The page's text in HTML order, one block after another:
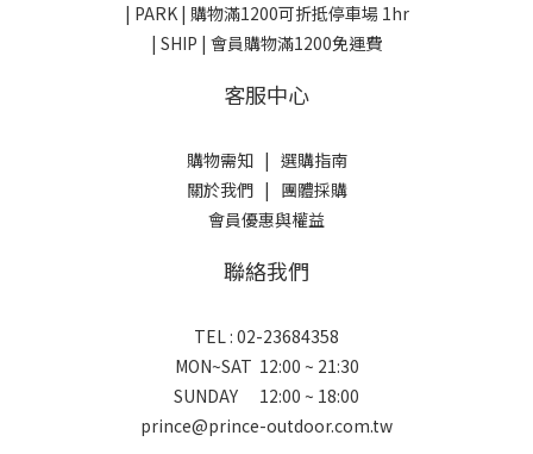
| PARK | 購物滿1200可折抵停車場 1hr
| SHIP | 會員購物滿1200免運費
客服中心
購物需知| 選購指南
關於我們| 團體採購
會員優惠與權益
聯絡我們
TEL : 02-23684358
MON~SAT 12:00 ~ 21:30
SUNDAY 12:00 ~ 18:00
prince@prince-outdoor.com.tw